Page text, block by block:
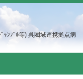
ｬﾝﾌﾞﾙ等) 呉圏域連携拠点病